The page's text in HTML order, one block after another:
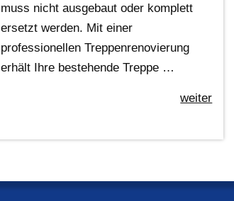
muss nicht ausgebaut oder komplett
ersetzt werden. Mit einer
professionellen Treppenrenovierung
erhält Ihre bestehende Treppe …
weiter